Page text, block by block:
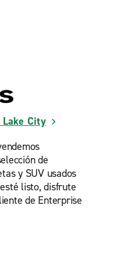
Lake City
de
y SUV usados
listo, disfrute
de Enterprise